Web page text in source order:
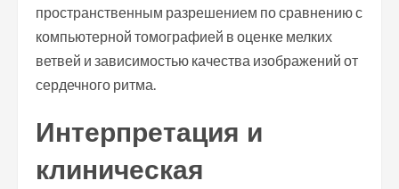
пространственным разрешением по сравнению с
компьютерной томографией в оценке мелких
ветвей и зависимостью качества изображений от
сердечного ритма.
Интерпретация и
клиническая